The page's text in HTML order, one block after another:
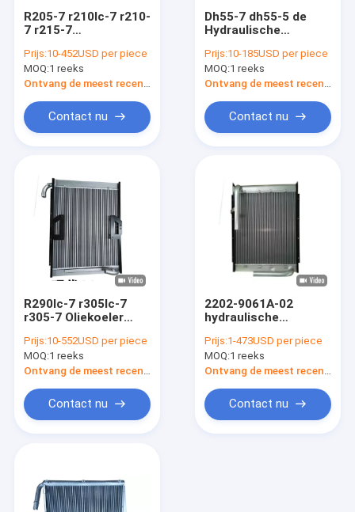
Zware Vrachtwagenradiator
Diesel Vrachtwagenradiators
Vrachtwagenintercooler
busradiator
R205-7 r210lc-7 r210-
7 r215-7
Oliekoeler 11N6-
40031
Prijs:10-452USD per piece
MOQ:1 reeks
Ontvang de meest recente Prijs
Contact nu
Dh55-7 dh55-5 de
Hydraulische
van de Oliekoeler
Prijs:10-185USD per piece
MOQ:1 reeks
Ontvang de meest recente Prijs
Contact nu
R290lc-7 r305lc-7
r305-7 Oliekoeler
Hyundai-
Graafwerktuig
Prijs:10-552USD per piece
MOQ:1 reeks
Ontvang de meest recente Prijs
Contact nu
2202-9061A-02
hydraulische
dh220-5 dh220-7
dh270-7 dh280-7
Prijs:1-473USD per piece
MOQ:1 reeks
Ontvang de meest recente Prijs
Contact nu